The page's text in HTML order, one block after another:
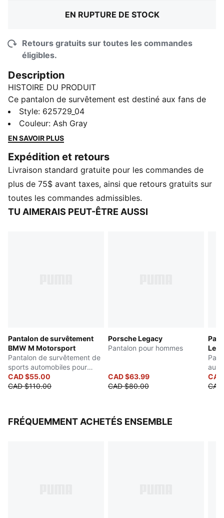
EN RUPTURE DE STOCK
Retours gratuits sur toutes les commandes
éligibles.
Description
HISTOIRE DU PRODUIT
Ce pantalon de survêtement est destiné aux fans de
F1®. Il arbore notamment les logos F1® et PUMA sur
les jambes. Il présente des jambes à revers et une
taille élastiquée avec cordon de serrage coloré pour
DÉTAILS
Coupe classique
French Terry
Taille moyenne
Longueur standard
Style: 625729_04
Couleur: Ash Gray
EN SAVOIR PLUS
Expédition et retours
Livraison standard gratuite pour les commandes de
plus de 75$ avant taxes, ainsi que retours gratuits sur
toutes les commandes admissibles.
TU AIMERAIS PEUT-ÊTRE AUSSI
Pantalon de survêtement
BMW M Motorsport
Pantalon de survêtement de
sports automobiles pour
hommes
CAD $55.00
CAD $110.00
Porsche Legacy
Pantalon pour hommes
CAD $63.99
CAD $80.00
FRÉQUEMMENT ACHETÉS ENSEMBLE